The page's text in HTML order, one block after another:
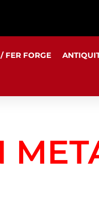
FER FORGE